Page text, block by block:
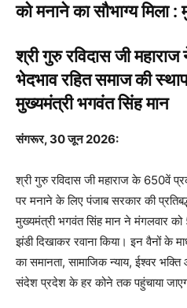
को मनाने का सौभाग्य मिला
श्री गुरु रविदास जी
भेदभाव रहित समाज की
मुख्यमंत्री भगवंत सिंह मान
संगरूर, 30 जून 2026:
श्री गुरु रविदास जी महाराज के 650वें
पर मनाने के लिए पंजाब सरकार की
मुख्यमंत्री भगवंत सिंह मान ने मंगलवार को
झंडी दिखाकर रवाना किया। इन वैनों के
का समानता, सामाजिक न्याय, ईश्वर
संदेश प्रदेश के हर कोने तक पहुंचाया